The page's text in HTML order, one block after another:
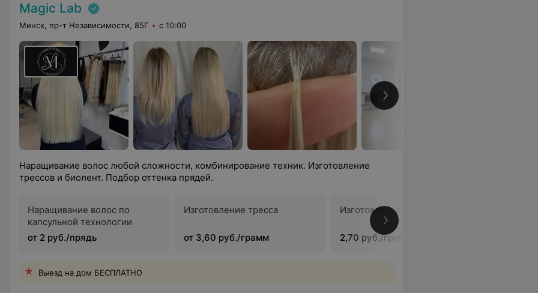
Magic Lab
Минск, пр-т Независимости, 85Г с 10:00
Наращивание волос любой сложности, комбинирование техник. Изготовление
трессов и биолент. Подбор оттенка прядей.
Наращивание волос по
капсульной технологии
от 2 руб./прядь
Изготовление тресса
от 3,60 руб./грамм
Изготовление биоленты
2,70 руб./грамм
Выезд на дом БЕСПЛАТНО